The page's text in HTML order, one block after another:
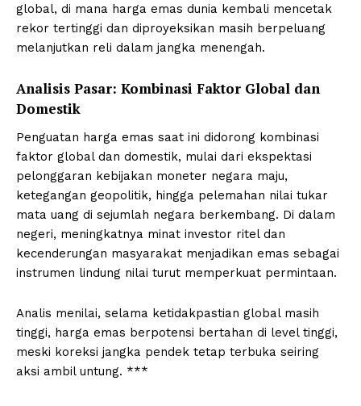
global, di mana harga emas dunia kembali mencetak
rekor tertinggi dan diproyeksikan masih berpeluang
melanjutkan reli dalam jangka menengah.
Analisis Pasar: Kombinasi Faktor Global dan
Domestik
Penguatan harga emas saat ini didorong kombinasi
faktor global dan domestik, mulai dari ekspektasi
pelonggaran kebijakan moneter negara maju,
ketegangan geopolitik, hingga pelemahan nilai tukar
mata uang di sejumlah negara berkembang. Di dalam
negeri, meningkatnya minat investor ritel dan
kecenderungan masyarakat menjadikan emas sebagai
instrumen lindung nilai turut memperkuat permintaan.
Analis menilai, selama ketidakpastian global masih
tinggi, harga emas berpotensi bertahan di level tinggi,
meski koreksi jangka pendek tetap terbuka seiring
aksi ambil untung. ***